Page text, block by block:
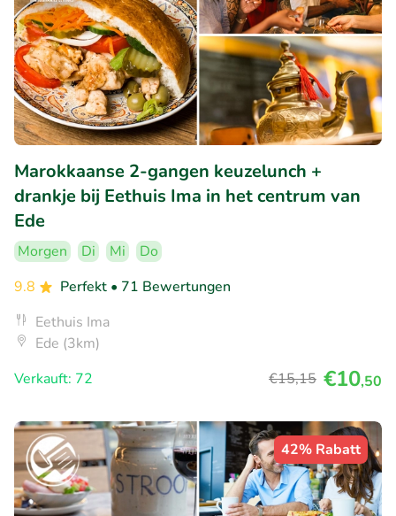
Marokkaanse 2-gangen keuzelunch +
drankje bij Eethuis Ima in het centrum van
Ede
Morgen Di Mi
Do
9.8
Perfekt • 71 Bewertungen
Eethuis Ima
Ede (3km)
Verkauft: 72
€15,15 €10,50
42% Rabatt